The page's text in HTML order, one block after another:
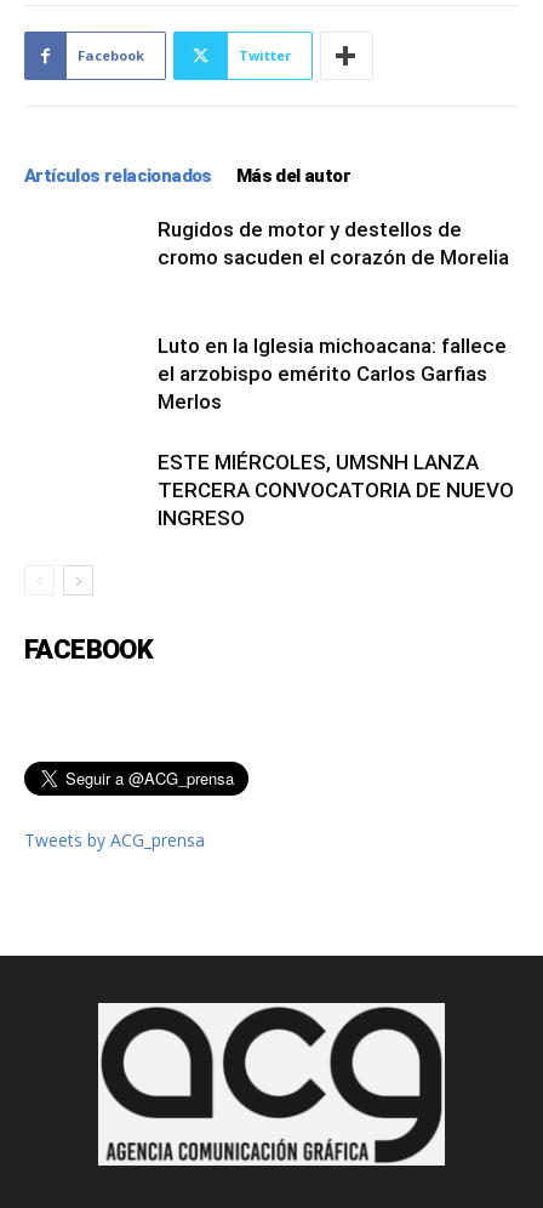
Facebook Twitter
Artículos relacionados Más del autor
Rugidos de motor y destellos de
cromo sacuden el corazón de Morelia
Luto en la Iglesia michoacana: fallece
el arzobispo emérito Carlos Garfias
Merlos
ESTE MIÉRCOLES, UMSNH LANZA
TERCERA CONVOCATORIA DE NUEVO
INGRESO
FACEBOOK
Tweets by ACG_prensa